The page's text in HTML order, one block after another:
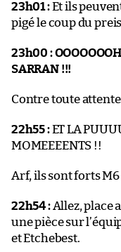
23h01 :Et ils
pigé le coup du
23h00 :
SARRAN !!!
Contre toute
22h55 :ET LA
MOMEEEENTS !!
Arf, ils sont forts
22h54 :Allez, place
une pièce sur
et Etchebest.